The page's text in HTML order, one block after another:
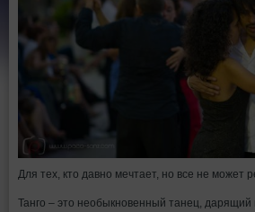
Для тех, кто давно мечтает, но все не может
Танго – это необыкновенный танец,